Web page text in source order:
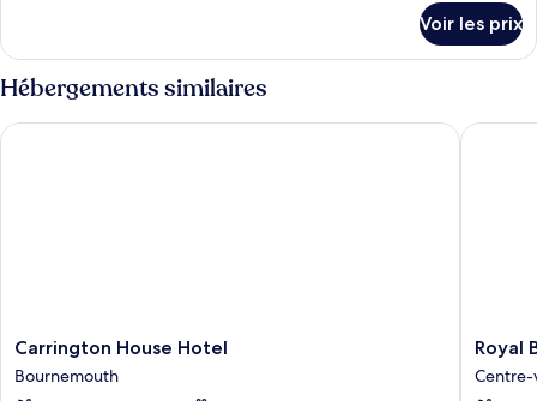
Chambre
Familiale
le
type
de
chambre
Chambre
Voir les prix
Hébergements similaires
Carrington
House
Hotel
Carrington House Hotel
Bournemouth
Carrington House Hotel
Royal
Bath
Hotel
Royal
Centre-
Royal